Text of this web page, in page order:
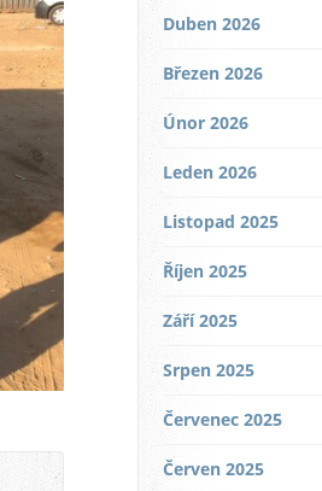
Duben 2026
Březen 2026
Únor 2026
Leden 2026
Listopad 2025
Říjen 2025
Září 2025
Srpen 2025
Červenec 2025
Červen 2025